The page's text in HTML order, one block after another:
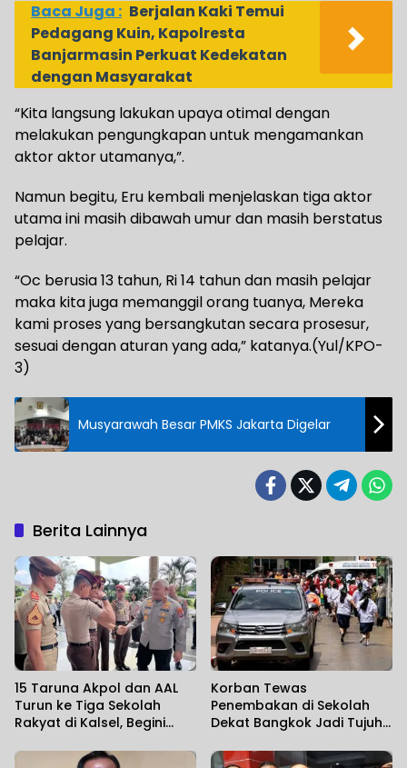
Baca Juga : Berjalan Kaki Temui
Pedagang Kuin, Kapolresta
Banjarmasin Perkuat Kedekatan
dengan Masyarakat
“Kita langsung lakukan upaya otimal dengan
melakukan pengungkapan untuk mengamankan
aktor aktor utamanya,”.
Namun begitu, Eru kembali menjelaskan tiga aktor
utama ini masih dibawah umur dan masih berstatus
pelajar.
“Oc berusia 13 tahun, Ri 14 tahun dan masih pelajar
maka kita juga memanggil orang tuanya, Mereka
kami proses yang bersangkutan secara prosesur,
sesuai dengan aturan yang ada,” katanya.(Yul/KPO-
3)
Musyarawah Besar PMKS Jakarta Digelar
Berita Lainnya
15 Taruna Akpol dan AAL
Turun ke Tiga Sekolah
Rakyat di Kalsel, Begini
Korban Tewas
Penembakan di Sekolah
Dekat Bangkok Jadi Tujuh